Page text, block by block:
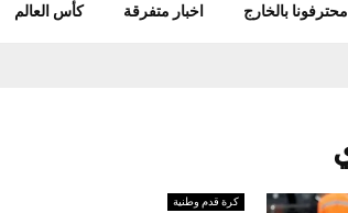
محترفونا بالخارج اخبار متفرقة كأس العالم
كرة قدم وطنية